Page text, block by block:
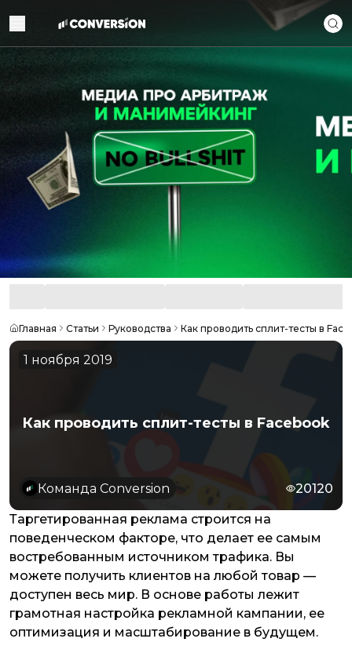
Главная Статьи Руководства Как проводить сплит-тесты в
1 ноября 2019
Как проводить сплит-тесты в Facebook
Команда Conversion 20120
Таргетированная реклама строится на
поведенческом факторе, что делает ее самым
востребованным источником трафика. Вы
можете получить клиентов на любой товар —
доступен весь мир. В основе работы лежит
грамотная настройка рекламной кампании, ее
оптимизация и масштабирование в будущем.